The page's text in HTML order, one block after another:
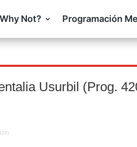
Why Not? Programación
Usurbil (Prog.